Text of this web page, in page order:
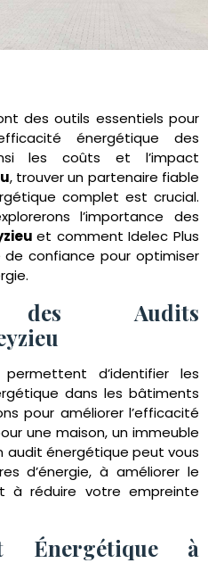
des outils essentiels pour
énergétique des
les coûts et l’impact
, trouver un partenaire fiable
complet est crucial.
l’importance des
et comment Idelec Plus
confiance pour optimiser
des Audits
d’identifier les
dans les bâtiments
pour améliorer l’efficacité
une maison, un immeuble
audit énergétique peut vous
d’énergie, à améliorer le
à réduire votre empreinte
Énergétique à